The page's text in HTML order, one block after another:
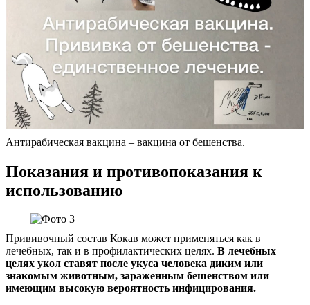
Антирабическая вакцина – вакцина от бешенства.
Показания и противопоказания к
использованию
Прививочный состав Кокав может применяться как в
лечебных, так и в профилактических целях. В лечебных
целях укол ставят после укуса человека диким или
знакомым животным, зараженным бешенством или
имеющим высокую вероятность инфицирования.